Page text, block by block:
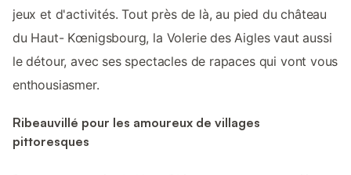
jeux et d'activités. Tout près de là, au pied du château
du Haut- Kœnigsbourg, la Volerie des Aigles vaut aussi
le détour, avec ses spectacles de rapaces qui vont vous
enthousiasmer.
Ribeauvillé pour les amoureux de villages
pittoresques